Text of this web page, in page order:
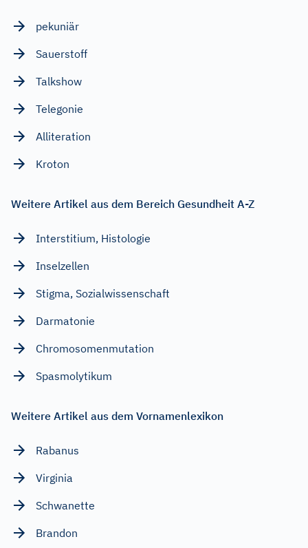
pekuniär
Sauerstoff
Talkshow
Telegonie
Alliteration
Kroton
Weitere Artikel aus dem Bereich Gesundheit A-Z
Interstitium, Histologie
Inselzellen
Stigma, Sozialwissenschaft
Darmatonie
Chromosomenmutation
Spasmolytikum
Weitere Artikel aus dem Vornamenlexikon
Rabanus
Virginia
Schwanette
Brandon